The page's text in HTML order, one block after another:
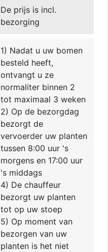
De prijs is incl.
bezorging
1) Nadat u uw bomen
besteld heeft,
ontvangt u ze
normaliter binnen 2
tot maximaal 3 weken
2) Op de bezorgdag
bezorgt de
vervoerder uw planten
tussen 8:00 uur 's
morgens en 17:00 uur
's middags
4) De chauffeur
bezorgt uw planten
tot op uw stoep
5) Op moment van
bezorgen van uw
planten is het niet